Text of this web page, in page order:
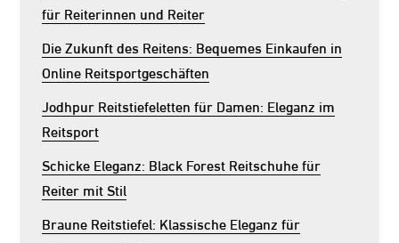
für Reiterinnen und Reiter
Die Zukunft des Reitens: Bequemes Einkaufen in
Online Reitsportgeschäften
Jodhpur Reitstiefeletten für Damen: Eleganz im
Reitsport
Schicke Eleganz: Black Forest Reitschuhe für
Reiter mit Stil
Braune Reitstiefel: Klassische Eleganz für